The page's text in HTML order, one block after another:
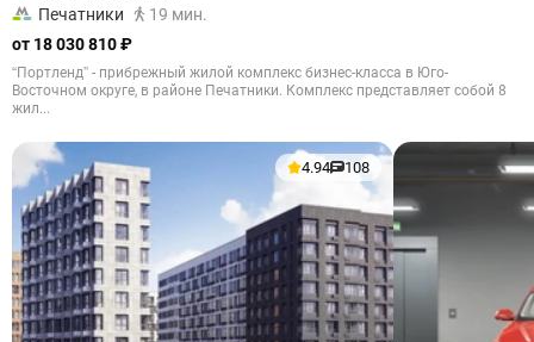
Печатники
19 мин.
от 18 030 810 ₽
“Портленд” - прибрежный жилой комплекс бизнес-класса в Юго-
Восточном округе, в районе Печатники. Комплекс представляет собой 8
жил...
4.94 108